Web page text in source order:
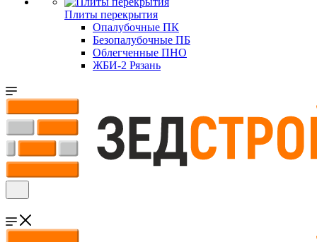
Плиты перекрытия
Опалубочные ПК
Безопалубочные ПБ
Облегченные ПНО
ЖБИ-2 Рязань